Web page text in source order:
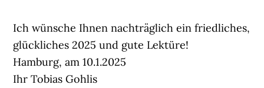
Ich wünsche Ihnen nachträglich ein friedliches,
glückliches 2025 und gute Lektüre!
Hamburg, am 10.1.2025
Ihr Tobias Gohlis